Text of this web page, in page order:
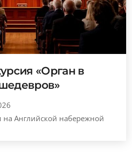
«Орган в
на Английской набережной